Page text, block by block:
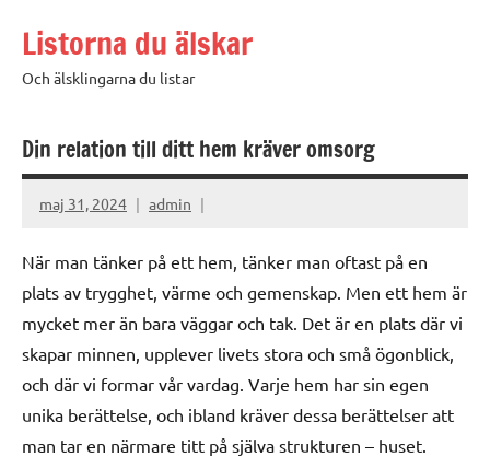
innehåll
Listorna du älskar
Och älsklingarna du listar
Din relation till ditt hem kräver omsorg
maj 31, 2024 admin
När man tänker på ett hem, tänker man oftast på en
plats av trygghet, värme och gemenskap. Men ett hem är
mycket mer än bara väggar och tak. Det är en plats där vi
skapar minnen, upplever livets stora och små ögonblick,
och där vi formar vår vardag. Varje hem har sin egen
unika berättelse, och ibland kräver dessa berättelser att
man tar en närmare titt på själva strukturen – huset.